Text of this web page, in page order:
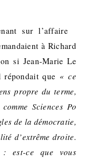
à Richard
si Jean-Marie Le
que « ce
propre du terme,
Sciences Po
de la démocratie,
d’extrême droite.
est-ce que vous